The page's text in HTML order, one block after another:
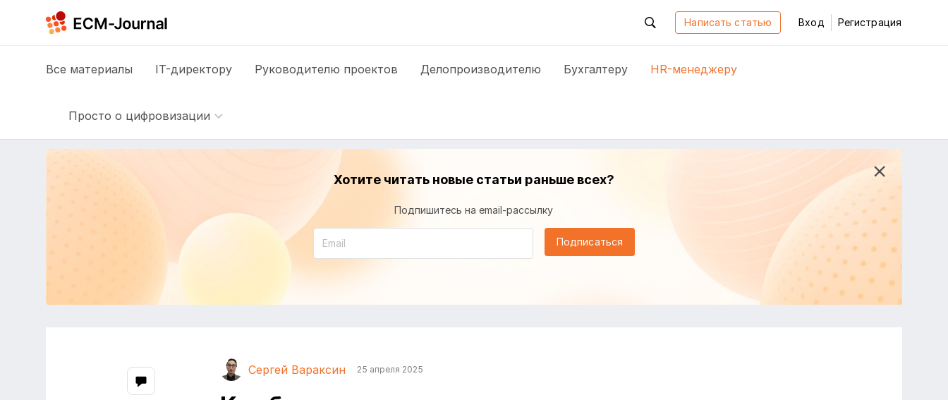
Написать статью Вход Регистрация
Все материалы IT-директору Руководителю проектов Делопроизводителю Бухгалтеру HR-менеджеру
Просто о цифровизации
Хотите читать новые статьи раньше всех?
Подпишитесь на email-рассылку
Подписаться
Сергей Вараксин 25 апреля 2025